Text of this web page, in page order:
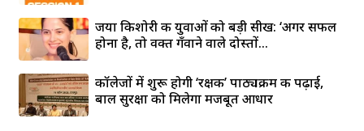
जया किशोरी की युवाओं को बड़ी सीख: ‘अगर सफल
होना है, तो वक्त गँवाने वाले दोस्तों...
कॉलेजों में शुरू होगी ‘रक्षक’ पाठ्यक्रम की पढ़ाई,
बाल सुरक्षा को मिलेगा मजबूत आधार